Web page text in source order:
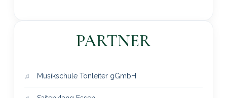
PARTNER
Musikschule Tonleiter gGmbH